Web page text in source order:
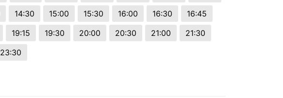
14:30 15:00 15:30 16:00 16:30
16:45
19:15 19:30 20:00 20:30 21:00
21:30
23:30